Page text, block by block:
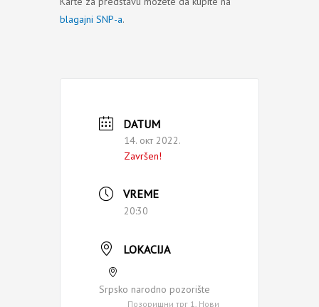
blagajni SNP-a.
DATUM
14. окт 2022.
Završen!
VREME
20:30
LOKACIJA
Srpsko narodno pozorište
Позоришни трг 1, Нови